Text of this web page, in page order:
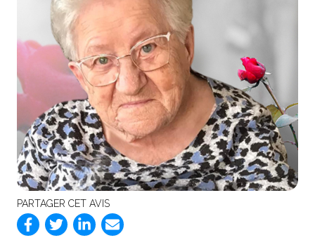
PARTAGER CET AVIS